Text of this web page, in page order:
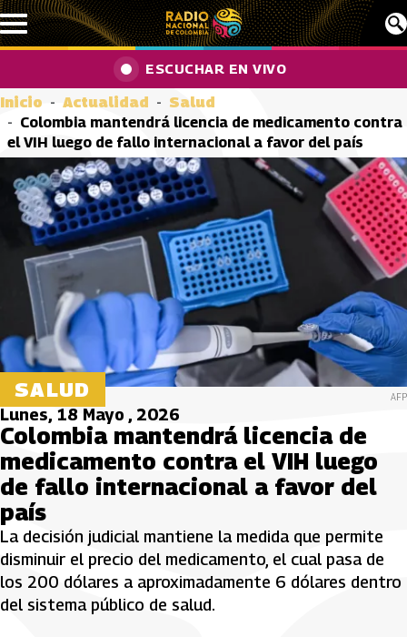
Pasar al contenido principal
ESCUCHAR EN VIVO
Inicio Actualidad
Salud
Colombia mantendrá licencia de medicamento contra
el VIH luego de fallo internacional a favor del país
SALUD AFP
Lunes, 18 Mayo , 2026
Colombia mantendrá licencia de
medicamento contra el VIH luego
de fallo internacional a favor del
país
La decisión judicial mantiene la medida que permite
disminuir el precio del medicamento, el cual pasa de
los 200 dólares a aproximadamente 6 dólares dentro
del sistema público de salud.